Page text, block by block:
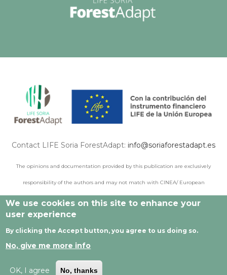
Contact LIFE Soria ForestAdapt: info@soriaforestadapt.es
The opinions and documentation provided by this publication are exclusively
responsibility of the authors and may not match with CINEA/ European
Commission points of view.
We use cookies on this site to enhance your
user experience
By clicking the Accept button, you agree to us doing so.
No, give me more info
OK, I agree No, thanks